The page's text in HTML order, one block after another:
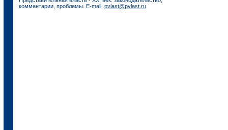
комментарии, проблемы. E-mail: pvlast@pvlast.ru